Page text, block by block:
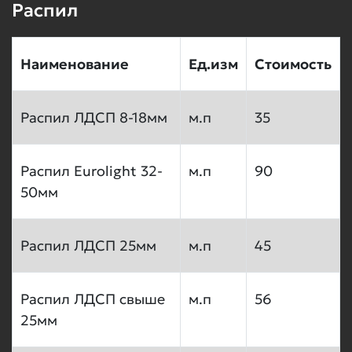
– +м.п.
Торцевой скос 45
– м.п.
Распил
Наименование Ед.изм Стоимость
Распил ЛДСП 8-18мм м.п 35
Распил Eurolight 32-
50мм
м.п 90
Распил ЛДСП 25мм м.п 45
Распил ЛДСП свыше
25мм
м.п 56